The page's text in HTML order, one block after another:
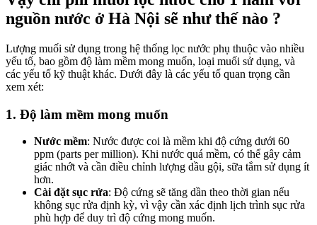
nguồn nước ở Hà Nội sẽ như thế nào ?
Lượng muối sử dụng trong hệ thống lọc nước phụ thuộc vào nhiều
yếu tố, bao gồm độ làm mềm mong muốn, loại muối sử dụng, và
các yếu tố kỹ thuật khác. Dưới đây là các yếu tố quan trọng cần
xem xét:
1. Độ làm mềm mong muốn
Nước mềm: Nước được coi là mềm khi độ cứng dưới 60
ppm (parts per million). Khi nước quá mềm, có thể gây cảm
giác nhớt và cần điều chỉnh lượng dầu gội, sữa tắm sử dụng ít
hơn.
Cài đặt sục rửa: Độ cứng sẽ tăng dần theo thời gian nếu
không sục rửa định kỳ, vì vậy cần xác định lịch trình sục rửa
phù hợp để duy trì độ cứng mong muốn.